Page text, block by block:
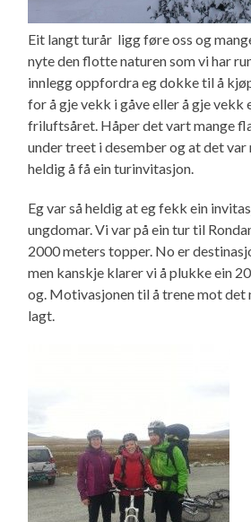
Eit langt turår ligg føre oss og
nyte den flotte naturen som vi har
innlegg oppfordra eg dokke til å
for å gje vekk i gåve eller å gje vekk
friluftsåret. Håper det vart mange
under treet i desember og at det var
heldig å få ein turinvitasjon.
Eg var så heldig at eg fekk ein
ungdomar. Vi var på ein tur til
2000 meters topper. No er
men kanskje klarer vi å plukke ein
og. Motivasjonen til å trene mot det
lagt.